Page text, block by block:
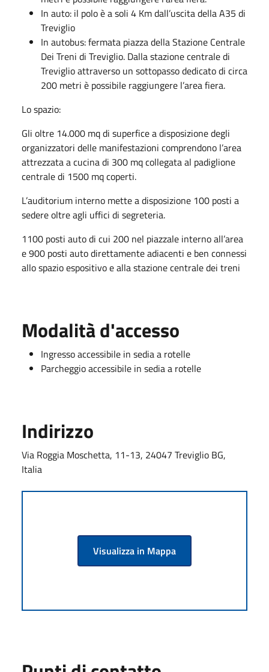
In auto: il polo è a soli 4 Km dall’uscita della A35 di
Treviglio
In autobus: fermata piazza della Stazione Centrale
Dei Treni di Treviglio. Dalla stazione centrale di
Treviglio attraverso un sottopasso dedicato di circa
200 metri è possibile raggiungere l’area fiera.
Lo spazio:
Gli oltre 14.000 mq di superfice a disposizione degli
organizzatori delle manifestazioni comprendono l’area
attrezzata a cucina di 300 mq collegata al padiglione
centrale di 1500 mq coperti.
L’auditorium interno mette a disposizione 100 posti a
sedere oltre agli uffici di segreteria.
1100 posti auto di cui 200 nel piazzale interno all’area
e 900 posti auto direttamente adiacenti e ben connessi
allo spazio espositivo e alla stazione centrale dei treni
Modalità d'accesso
Ingresso accessibile in sedia a rotelle
Parcheggio accessibile in sedia a rotelle
Indirizzo
Via Roggia Moschetta, 11-13, 24047 Treviglio BG,
Italia
Visualizza in Mappa